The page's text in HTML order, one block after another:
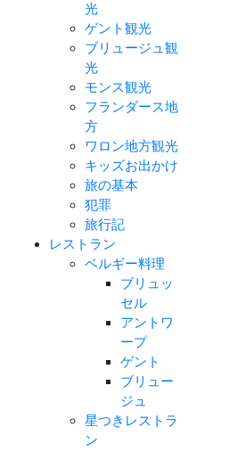
光
ゲント観光
ブリュージュ観
光
モンス観光
フランダース地
方
ワロン地方観光
キッズお出かけ
旅の基本
犯罪
旅行記
レストラン
ベルギー料理
ブリュッ
セル
アントワ
ープ
ゲント
ブリュー
ジュ
星つきレストラ
ン